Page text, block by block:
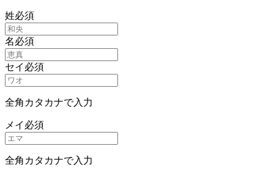
姓必須
名必須
セイ 必須
全角カタカナで入力
メイ 必須
全角カタカナで入力